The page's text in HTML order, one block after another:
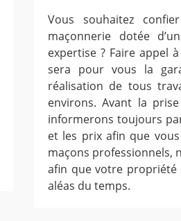
Vous souhaitez
maçonnerie dotée
expertise ? Faire appel
sera pour vous la
réalisation de tous
environs. Avant la
informerons toujours
et les prix afin que
maçons professionnels,
afin que votre propriété
aléas du temps.